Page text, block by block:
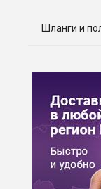
Шланги и